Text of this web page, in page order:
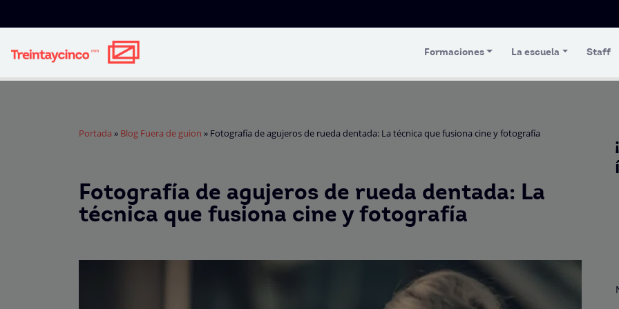
Formaciones La escuela Staff
Portada » Blog Fuera de guion » Fotografía de agujeros de rueda dentada: La técnica que fusiona cine y fotografía
Fotografía de agujeros de rueda dentada: La
técnica que fusiona cine y fotografía